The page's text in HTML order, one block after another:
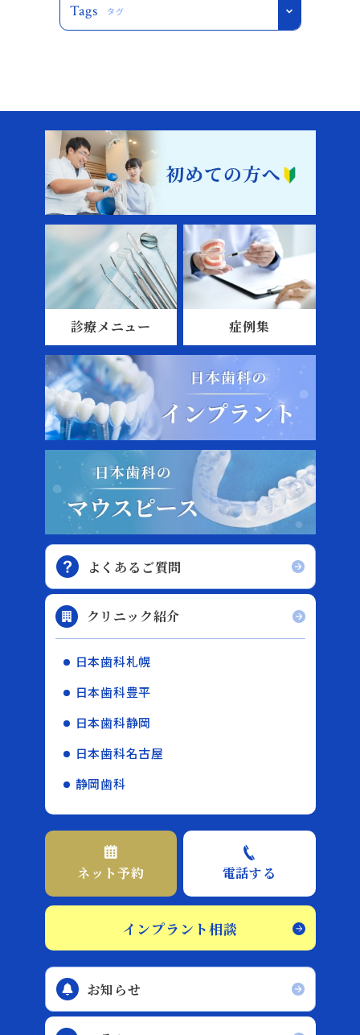
Tags タグ
診療メニュー 症例集
よくあるご質問
クリニック紹介
日本歯科札幌
日本歯科豊平
日本歯科静岡
日本歯科名古屋
静岡歯科
ネット予約 電話する
インプラント相談
お知らせ